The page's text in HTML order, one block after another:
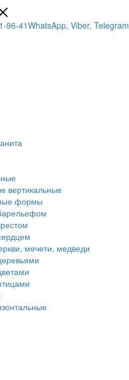
96-41WhatsApp, Viber, Telegram
вертикальные
формы
мечети, медведи